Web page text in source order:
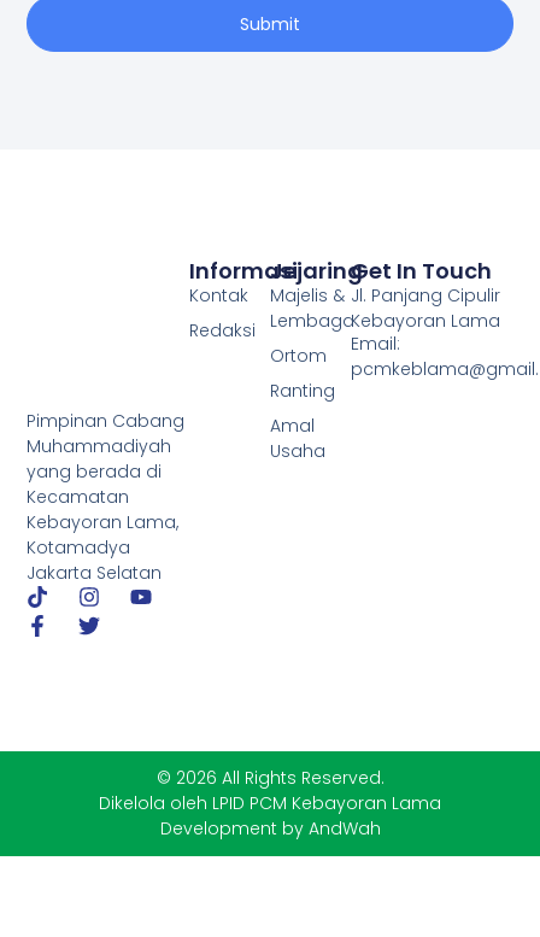
Submit
Pimpinan Cabang
Muhammadiyah
yang berada di
Kecamatan
Kebayoran Lama,
Kotamadya
Jakarta Selatan
Jejaring
Majelis &
Lembaga
Ortom
Ranting
Amal
Usaha
Informasi
Kontak
Redaksi
Get In Touch
Jl. Panjang Cipulir
Kebayoran Lama
Email:
© 2026 All Rights Reserved.
Dikelola oleh LPID PCM Kebayoran Lama
Development by AndWah